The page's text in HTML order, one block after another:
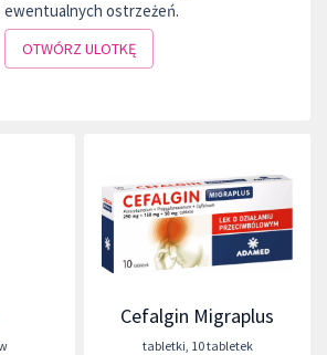
ewentualnych ostrzeżeń.
OTWÓRZ ULOTKĘ
Cefalgin Migraplus
tabletki 10 tabletek